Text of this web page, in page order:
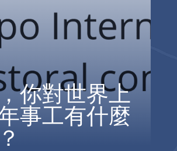
你對世界上
事工有什麼